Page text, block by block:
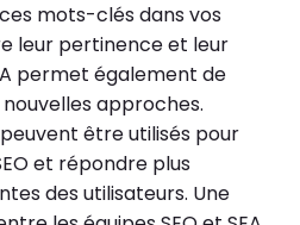
mots-clés dans vos
leur pertinence et leur
permet également de
approches.
être utilisés pour
et répondre plus
des utilisateurs. Une